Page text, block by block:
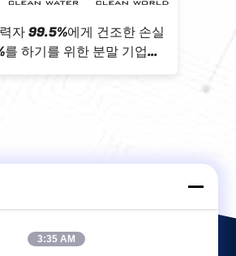
염료 조력자 99.5%를 만들기를 위한
백색 분말 Dcd 디시 안디 아미드
3:35 AM